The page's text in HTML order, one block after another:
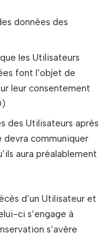
données des
les Utilisateurs
font l’objet de
leur consentement
des Utilisateurs après
communiquer
aura préalablement
d’un Utilisateur et
ci s’engage à
s’avère